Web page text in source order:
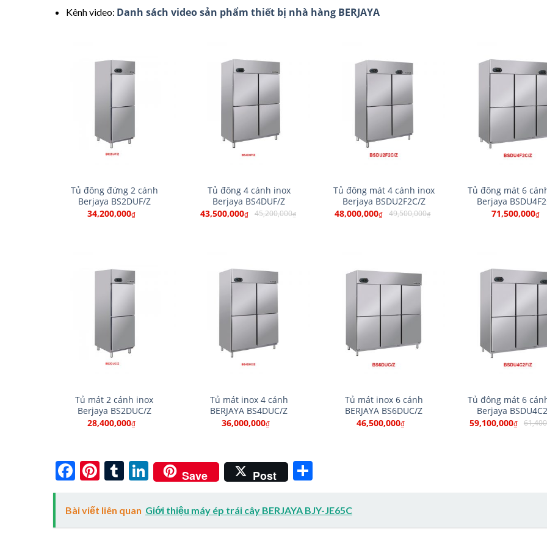
Kênh video: Danh sách video sản phẩm thiết bị nhà hàng BERJAYA
Tủ đông đứng 2 cánh
Berjaya BS2DUF/Z
34,200,000₫
Tủ đông 4 cánh inox
Berjaya BS4DUF/Z
43,500,000₫ 45,200,000₫
Tủ đông mát 4 cánh inox
Berjaya BSDU2F2C/Z
48,000,000₫ 49,500,000₫
Tủ đông mát 6
Berjaya
71,500,000₫
Tủ mát 2 cánh inox
Berjaya BS2DUC/Z
28,400,000₫
Tủ mát inox 4 cánh
BERJAYA BS4DUC/Z
36,000,000₫
Tủ mát inox 6 cánh
BERJAYA BS6DUC/Z
46,500,000₫
Tủ đông mát 6
Berjaya
59,100,000₫
Facebook
Pinterest
Tumblr
LinkedIn
Save Post
Bài viết liên quan Giới thiệu máy ép trái cây BERJAYA BJY-JE65C